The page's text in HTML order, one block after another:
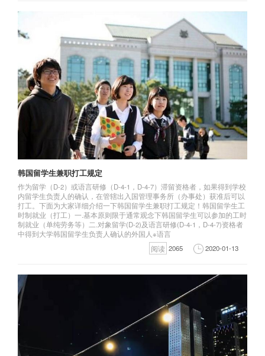
韩国留学生兼职打工规定
作为留学（D-2）或语言研修（D-4-1，D-4-7）滞留资格者，如果得到学校
内留学生负责人的确认，在管辖出入国管理事务所（办事处）获准后可以
打工。下面为大家详细介绍一下韩国留学生兼职打工规定！韩国留学生工
时制就业（打工）一.基本原则限于通常观念下韩国留学生可以参加的工时
制就业（单纯劳务等）二.对象留学(D-2)及语言研修(D-4-1，D-4-7)资格者
中得到大学韩国留学生负责人确认的外国人※语言
阅读 2065 2020-01-13